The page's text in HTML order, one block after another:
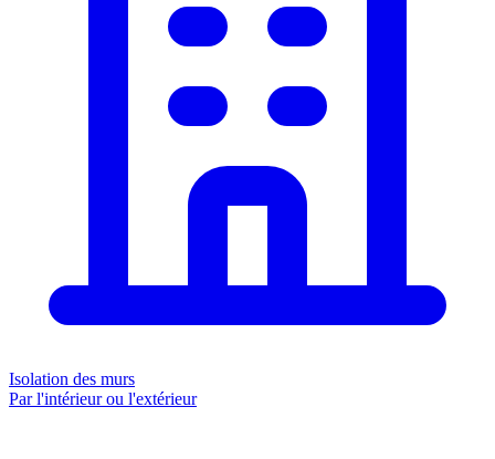
Isolation des murs
Par l'intérieur ou l'extérieur